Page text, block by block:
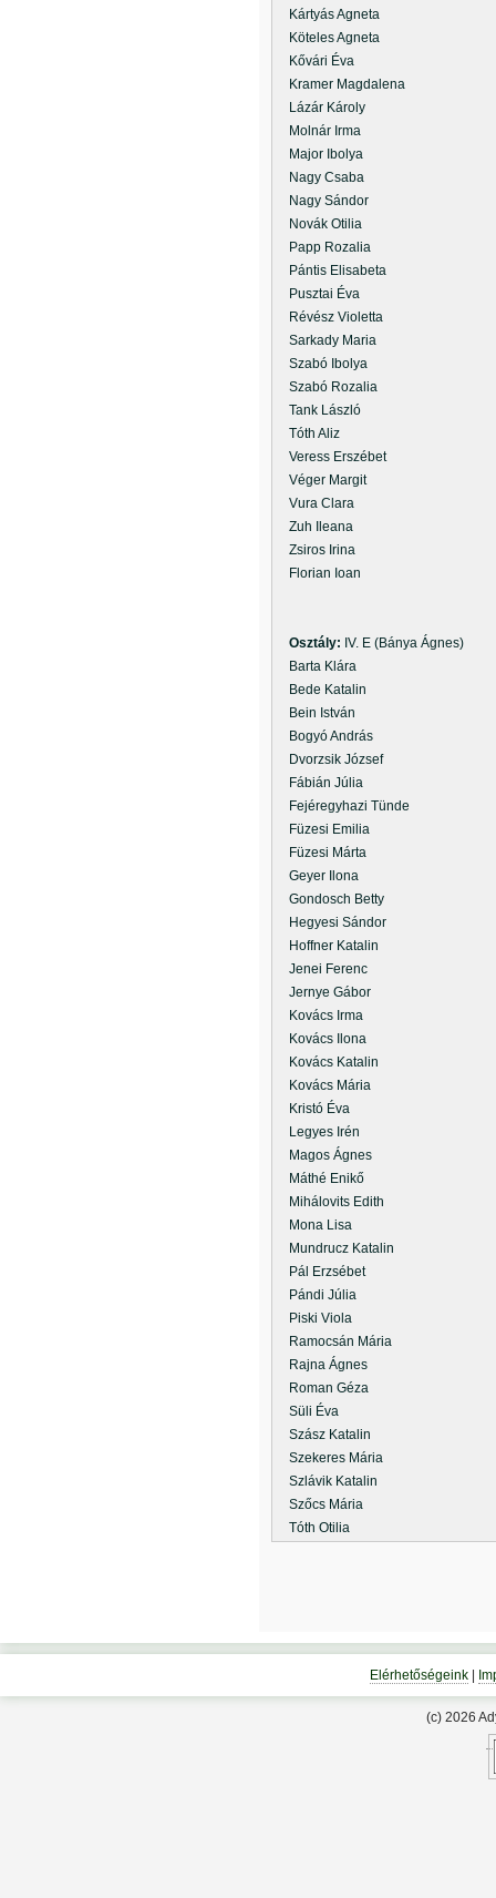
Kártyás Agneta
Köteles Agneta
Kővári Éva
Kramer Magdalena
Lázár Károly
Molnár Irma
Major Ibolya
Nagy Csaba
Nagy Sándor
Novák Otilia
Papp Rozalia
Pántis Elisabeta
Pusztai Éva
Révész Violetta
Sarkady Maria
Szabó Ibolya
Szabó Rozalia
Tank László
Tóth Aliz
Veress Erszébet
Véger Margit
Vura Clara
Zuh Ileana
Zsiros Irina
Florian Ioan
Osztály: IV. E (Bánya Ágnes)
Barta Klára
Bede Katalin
Bein István
Bogyó András
Dvorzsik József
Fábián Júlia
Fejéregyhazi Tünde
Füzesi Emilia
Füzesi Márta
Geyer Ilona
Gondosch Betty
Hegyesi Sándor
Hoffner Katalin
Jenei Ferenc
Jernye Gábor
Kovács Irma
Kovács Ilona
Kovács Katalin
Kovács Mária
Kristó Éva
Legyes Irén
Magos Ágnes
Máthé Enikő
Mihálovits Edith
Mona Lisa
Mundrucz Katalin
Pál Erzsébet
Pándi Júlia
Piski Viola
Ramocsán Mária
Rajna Ágnes
Roman Géza
Süli Éva
Szász Katalin
Szekeres Mária
Szlávik Katalin
Szőcs Mária
Tóth Otilia
Elérhetőségeink|
(c) 2026